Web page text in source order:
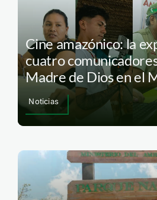
Cine amazónico: la
cuatro
Madre de Dios en el
Noticias